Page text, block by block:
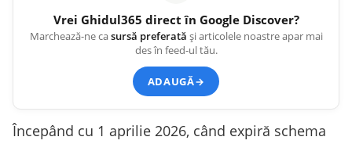
Vrei Ghidul365 direct în Google Discover?
Marchează-ne casursă preferată și articolele noastre apar mai
des în feed-ul tău.
ADAUGĂ→
Începând cu 1 aprilie 2026, când expiră schema